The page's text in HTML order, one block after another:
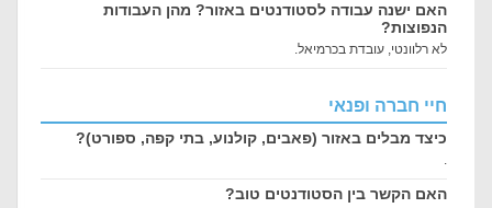
האם ישנה עבודה לסטודנטים באזור? מהן העבודות
הנפוצות?
לא רלוונטי, עובדת בכרמיאל.
חיי חברה ופנאי
כיצד מבלים באזור (פאבים, קולנוע, בתי קפה, ספורט)?
.
האם הקשר בין הסטודנטים טוב?